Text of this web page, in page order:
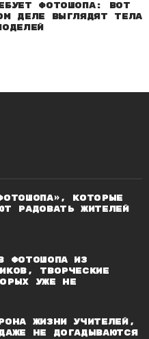
фотошопа: Вот
деле выглядят тела
которые
радовать жителей
фотошопа из
творческие
уже не
жизни учителей,
не догадываются